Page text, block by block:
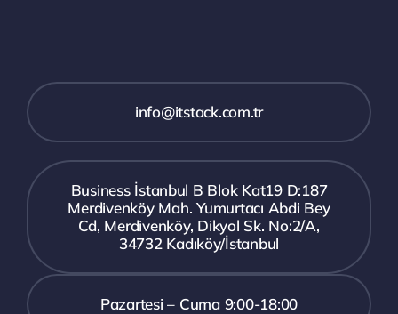
info@itstack.com.tr
Business İstanbul B Blok Kat19 D:187
Merdivenköy Mah. Yumurtacı Abdi Bey
Cd, Merdivenköy, Dikyol Sk. No:2/A,
34732 Kadıköy/İstanbul
Pazartesi – Cuma 9:00-18:00